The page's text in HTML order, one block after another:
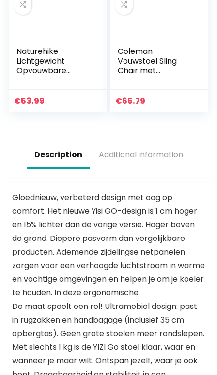
Naturehike
Lichtgewicht
Opvouwbare
Outdoor
€53.99
Coleman
Vouwstoel Sling
Chair met
campingstoel met
€65.79
Description Additional information
Gloednieuw, verbeterd design met oog op
comfort. Het nieuwe Yisi GO-design is 1 cm hoger
en 15% lichter dan de vorige versie. Hoger boven
de grond. Diepere pasvorm dan vergelijkbare
producten. Ademende zijdelingse netpanelen
zorgen voor een verhoogde luchtstroom in warme
en vochtige omgevingen en helpen je om je koeler
te houden. In deze ergonomische
De maat speelt een rol! Ultramobiel design: past
in rugzakken en handbagage (inclusief 35 cm
opbergtas). Geen grote stoelen meer rondslepen.
Met slechts 1 kg is de YIZI Go stoel klaar, waar en
wanneer je maar wilt. Ontspan jezelf, waar je ook